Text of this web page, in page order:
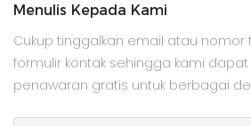
Menulis Kepada Kami
Cukup tinggalkan email atau
formulir kontak sehingga kami
penawaran gratis untuk berbagai